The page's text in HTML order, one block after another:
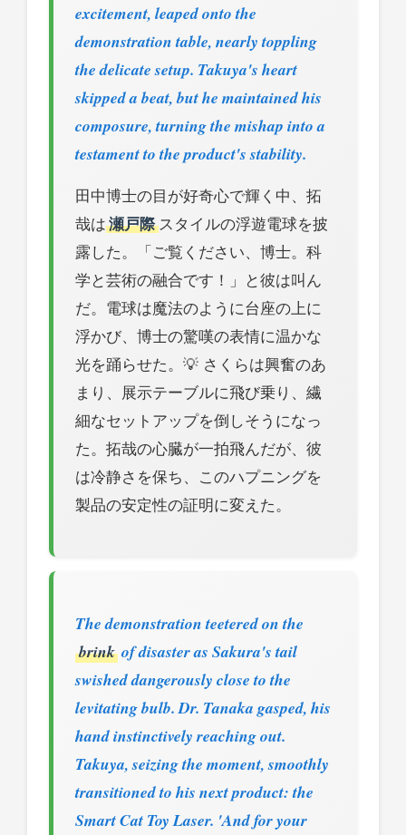
excitement, leaped onto the
demonstration table, nearly toppling
the delicate setup. Takuya's heart
skipped a beat, but he maintained his
composure, turning the mishap into a
testament to the product's stability.
田中博士の目が好奇心で輝く中、拓
哉は 瀬戸際スタイルの浮遊電球を披
露した。「ご覧ください、博士。科
学と芸術の融合です！」と彼は叫ん
だ。電球は魔法のように台座の上に
浮かび、博士の驚嘆の表情に温かな
光を踊らせた。💡 さくらは興奮のあ
まり、展示テーブルに飛び乗り、繊
細なセットアップを倒しそうになっ
た。拓哉の心臓が一拍飛んだが、彼
は冷静さを保ち、このハプニングを
製品の安定性の証明に変えた。
The demonstration teetered on the
brink of disaster as Sakura's tail
swished dangerously close to the
levitating bulb. Dr. Tanaka gasped, his
hand instinctively reaching out.
Takuya, seizing the moment, smoothly
transitioned to his next product: the
Smart Cat Toy Laser. 'And for your